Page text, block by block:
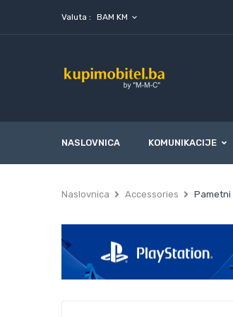
Valuta : BAM KM expand_more
NASLOVNICA KOMUNIKACIJE
Naslovnica Accessories Pametni